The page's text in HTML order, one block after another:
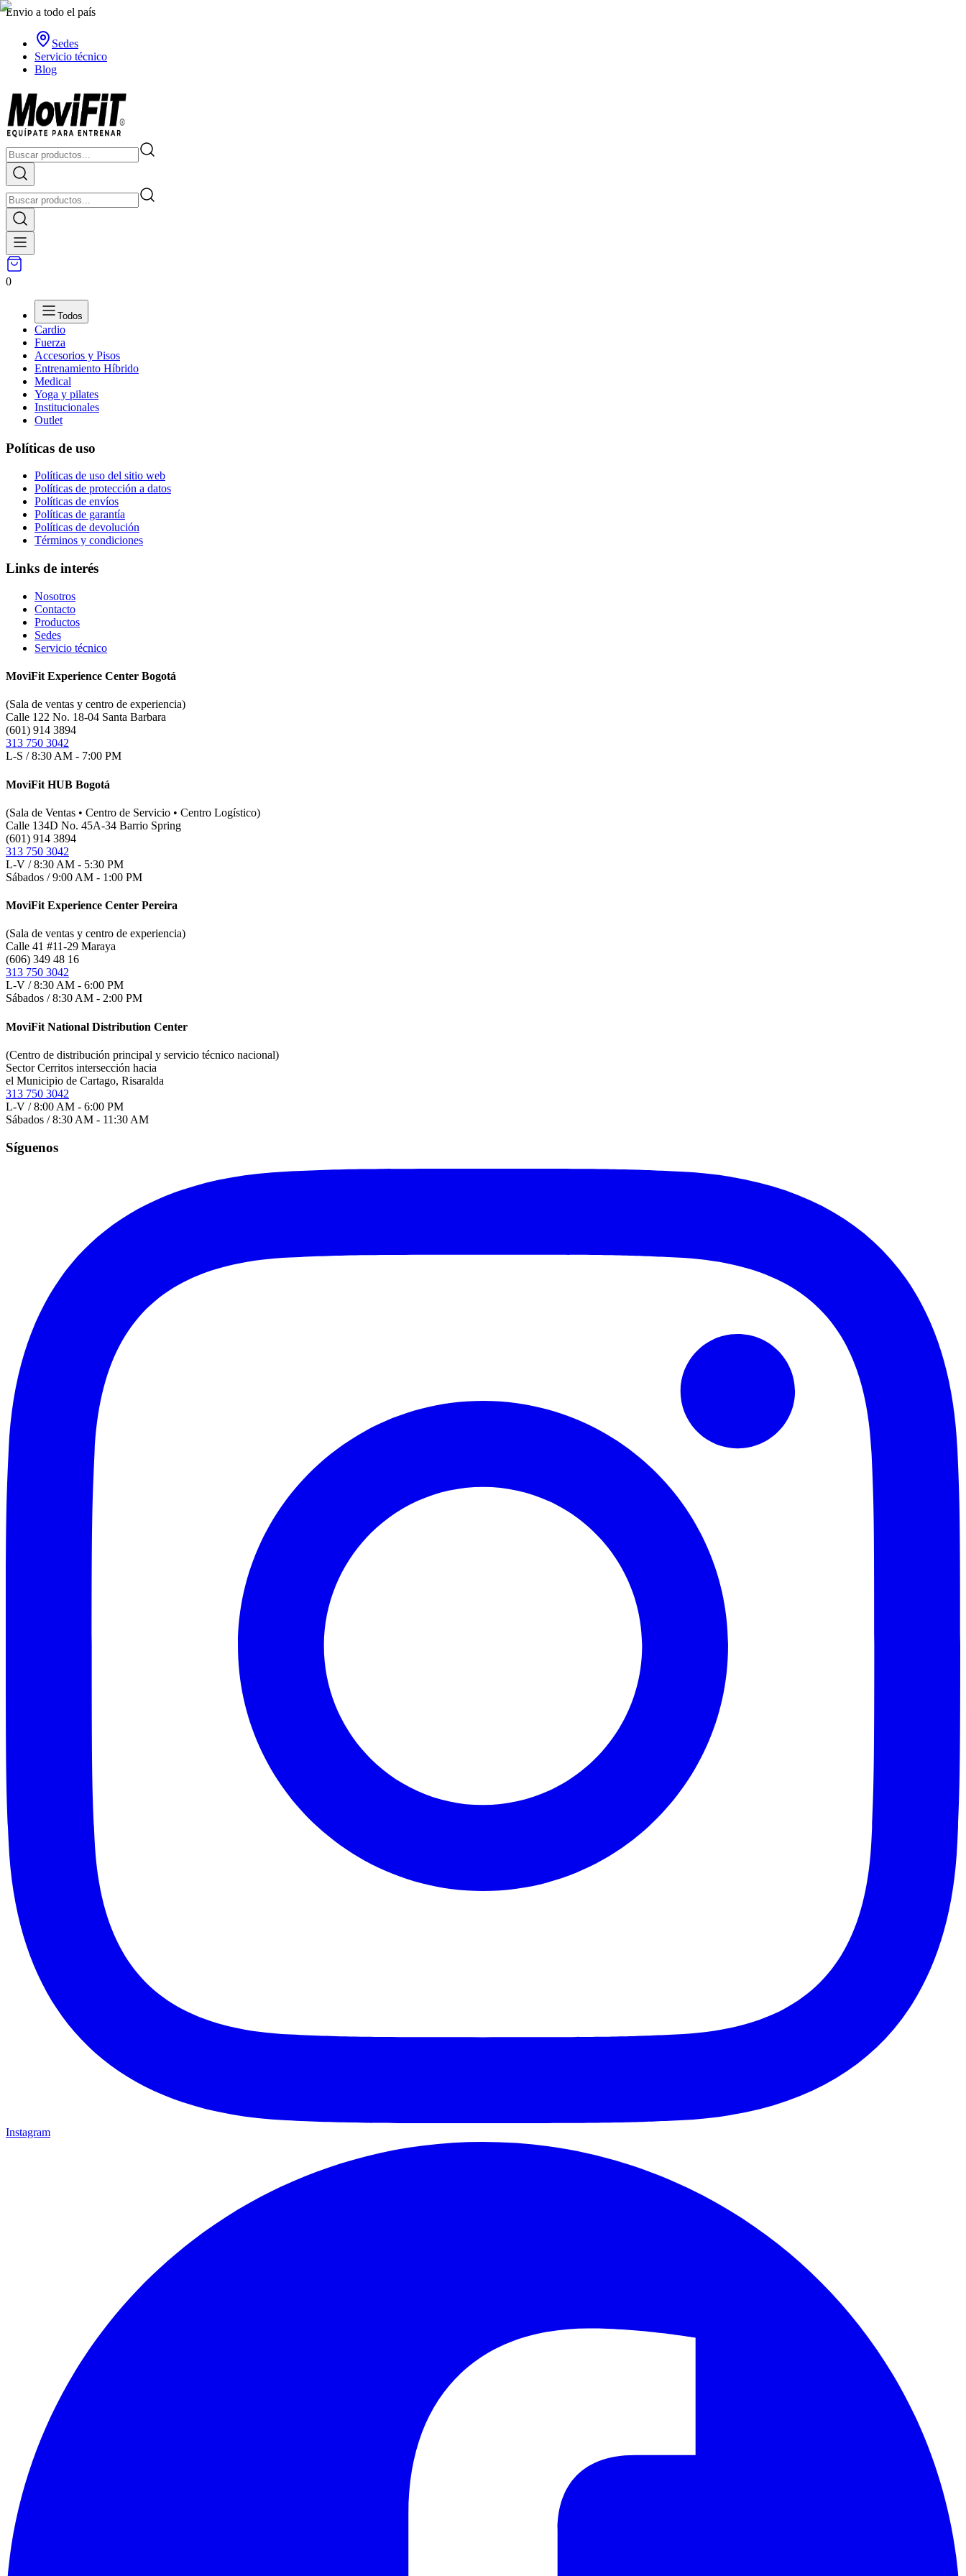
Envio a todo el país
Sedes
Servicio técnico
Blog
0
Todos
Cardio
Fuerza
Accesorios y Pisos
Entrenamiento Híbrido
Medical
Yoga y pilates
Institucionales
Outlet
Políticas de uso
Políticas de uso del sitio web
Políticas de protección a datos
Políticas de envíos
Políticas de garantía
Políticas de devolución
Términos y condiciones
Links de interés
Nosotros
Contacto
Productos
Sedes
Servicio técnico
MoviFit Experience Center Bogotá
(Sala de ventas y centro de experiencia)
Calle 122 No. 18-04 Santa Barbara
(601) 914 3894
313 750 3042
L-S / 8:30 AM - 7:00 PM
MoviFit HUB Bogotá
(Sala de Ventas • Centro de Servicio • Centro Logístico)
Calle 134D No. 45A-34 Barrio Spring
(601) 914 3894
313 750 3042
L-V / 8:30 AM - 5:30 PM
Sábados / 9:00 AM - 1:00 PM
MoviFit Experience Center Pereira
(Sala de ventas y centro de experiencia)
Calle 41 #11-29 Maraya
(606) 349 48 16
313 750 3042
L-V / 8:30 AM - 6:00 PM
Sábados / 8:30 AM - 2:00 PM
MoviFit National Distribution Center
(Centro de distribución principal y servicio técnico nacional)
Sector Cerritos intersección hacia
el Municipio de Cartago, Risaralda
313 750 3042
L-V / 8:00 AM - 6:00 PM
Sábados / 8:30 AM - 11:30 AM
Síguenos
Instagram